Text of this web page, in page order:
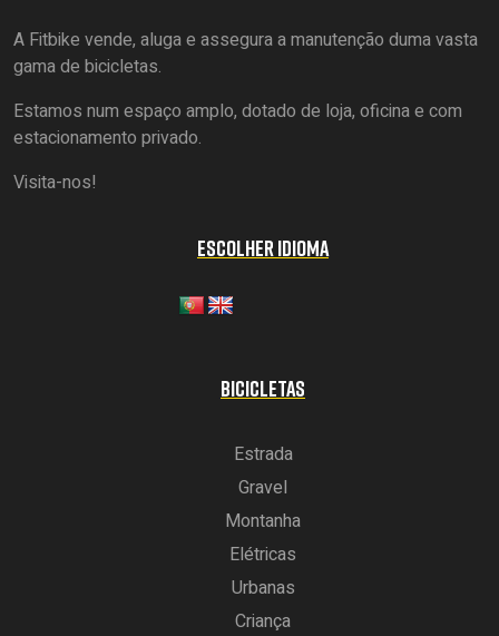
A Fitbike vende, aluga e assegura a manutenção duma vasta
gama de bicicletas.
Estamos num espaço amplo, dotado de loja, oficina e com
estacionamento privado.
Visita-nos!
ESCOLHER IDIOMA
BICICLETAS
Estrada
Gravel
Montanha
Elétricas
Urbanas
Criança